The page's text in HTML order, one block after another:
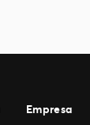
Empresa